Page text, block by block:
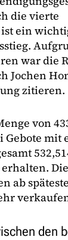
die vierte
ein
war die
Jochen
zitieren.
von
Gebote mit
ab
den